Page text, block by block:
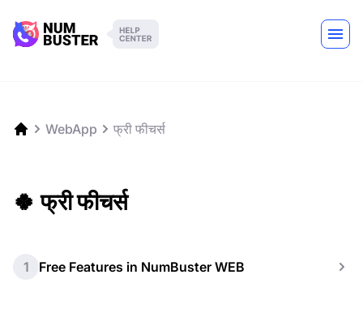
WebApp फ्री फीचर्स
🍀 फ्री फीचर्स
1 Free Features in NumBuster WEB